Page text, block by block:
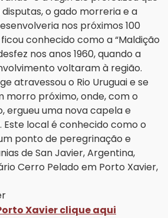
o gado morreria e a
nos próximos 100
conhecido como a “Maldição
nos anos 1960, quando a
voltaram à região.
atravessou o Rio Uruguai e se
morro próximo, onde, com o
ergueu uma nova capela e
Este local é conhecido como o
ponto de peregrinação e
de San Javier, Argentina,
Cerro Pelado em Porto Xavier,
Xavierclique aqui